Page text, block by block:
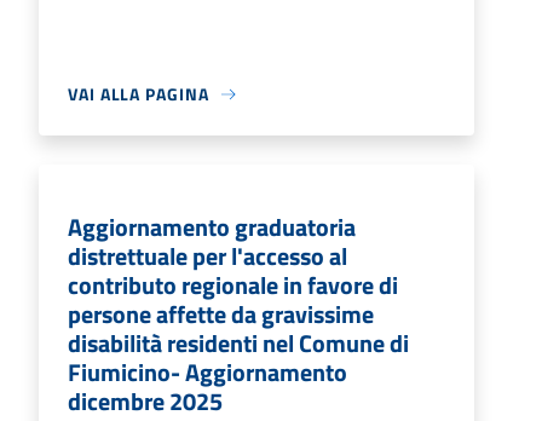
VAI ALLA PAGINA
Aggiornamento graduatoria
distrettuale per l'accesso al
contributo regionale in favore di
persone affette da gravissime
disabilità residenti nel Comune di
Fiumicino- Aggiornamento
dicembre 2025